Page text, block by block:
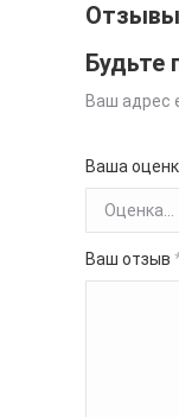
Отзывы
Будьте
Ваш адрес
Ваша
Ваш отзыв